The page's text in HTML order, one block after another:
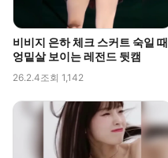
비비지 은하 체크 스커트 숙일 때
엉밑살 보이는 레전드 뒷캠
26.2.4조회 1,142